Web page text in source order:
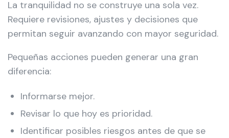
La tranquilidad no se construye una sola vez.
Requiere revisiones, ajustes y decisiones que
permitan seguir avanzando con mayor seguridad.
Pequeñas acciones pueden generar una gran
diferencia:
Informarse mejor.
Revisar lo que hoy es prioridad.
Identificar posibles riesgos antes de que se